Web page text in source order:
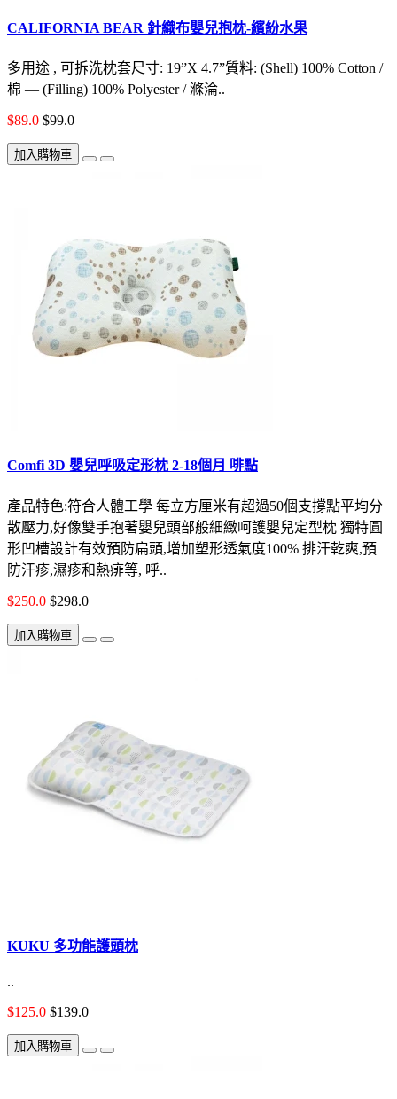
CALIFORNIA BEAR 針織布嬰兒抱枕-繽紛水果
多用途 , 可拆洗枕套尺寸: 19”X 4.7”質料: (Shell) 100% Cotton /
棉 — (Filling) 100% Polyester / 滌淪..
$89.0 $99.0
加入購物車
Comfi 3D 嬰兒呼吸定形枕 2-18個月 啡點
產品特色:符合人體工學 每立方厘米有超過50個支撐點平均分
散壓力,好像雙手抱著嬰兒頭部般細緻呵護嬰兒定型枕 獨特圓
形凹槽設計有效預防扁頭,增加塑形透氣度100% 排汗乾爽,預
防汗疹,濕疹和熱痱等, 呼..
$250.0 $298.0
加入購物車
KUKU 多功能護頭枕
..
$125.0 $139.0
加入購物車